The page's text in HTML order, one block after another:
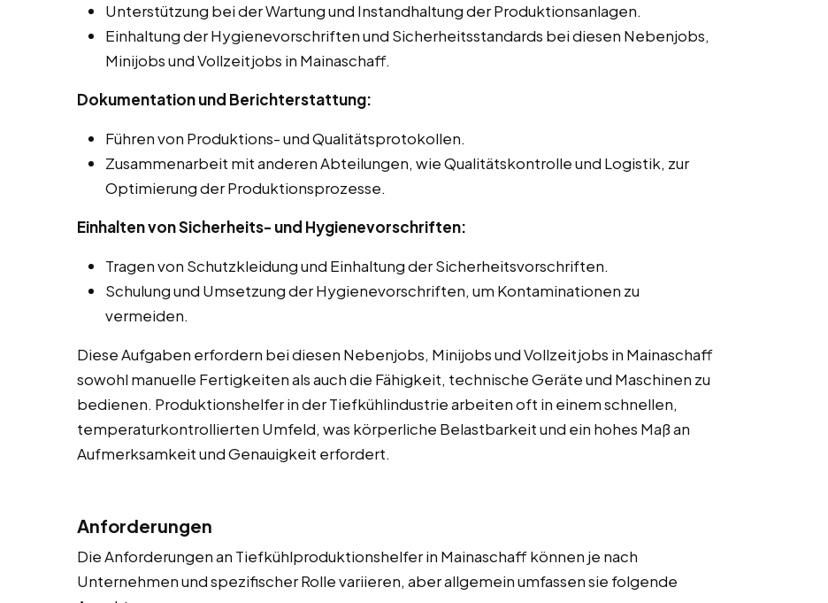
Unterstützung bei der Wartung und Instandhaltung der Produktionsanlagen.
Einhaltung der Hygienevorschriften und Sicherheitsstandards bei diesen Nebenjobs,
Minijobs und Vollzeitjobs in Mainaschaff.
Dokumentation und Berichterstattung:
Führen von Produktions- und Qualitätsprotokollen.
Zusammenarbeit mit anderen Abteilungen, wie Qualitätskontrolle und Logistik, zur
Optimierung der Produktionsprozesse.
Einhalten von Sicherheits- und Hygienevorschriften:
Tragen von Schutzkleidung und Einhaltung der Sicherheitsvorschriften.
Schulung und Umsetzung der Hygienevorschriften, um Kontaminationen zu
vermeiden.
Diese Aufgaben erfordern bei diesen Nebenjobs, Minijobs und Vollzeitjobs in Mainaschaff
sowohl manuelle Fertigkeiten als auch die Fähigkeit, technische Geräte und Maschinen zu
bedienen. Produktionshelfer in der Tiefkühlindustrie arbeiten oft in einem schnellen,
temperaturkontrollierten Umfeld, was körperliche Belastbarkeit und ein hohes Maß an
Aufmerksamkeit und Genauigkeit erfordert.
Anforderungen
Die Anforderungen an Tiefkühlproduktionshelfer in Mainaschaff können je nach
Unternehmen und spezifischer Rolle variieren, aber allgemein umfassen sie folgende